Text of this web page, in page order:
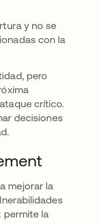
y no se
con la
pero
crítico.
decisiones
mejorar la
permite la